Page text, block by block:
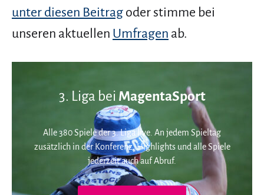
unter diesen Beitrag oder stimme bei
unseren aktuellen Umfragen ab.
3. Liga bei MagentaSport
Alle 380 Spiele der 3. Liga live. An jedem Spieltag
zusätzlich in der Konferenz. Highlights und alle Spiele
jederzeit auch auf Abruf.